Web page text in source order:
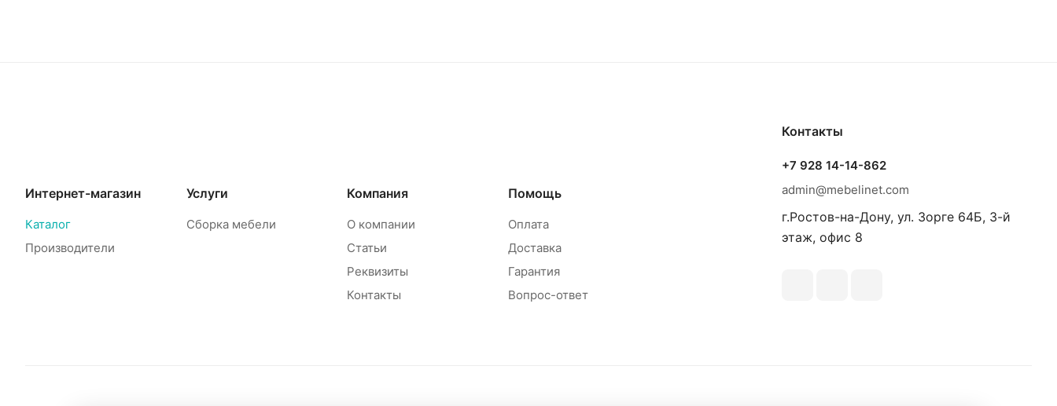
Интернет-магазин
Каталог
Производители
Услуги
Сборка мебели
Компания
О компании
Статьи
Реквизиты
Контакты
Помощь
Оплата
Доставка
Гарантия
Вопрос-ответ
Контакты
+7 928 14-14-862
admin@mebelinet.com
г.Ростов-на-Дону, ул. Зорге 64Б, 3-й
этаж, офис 8